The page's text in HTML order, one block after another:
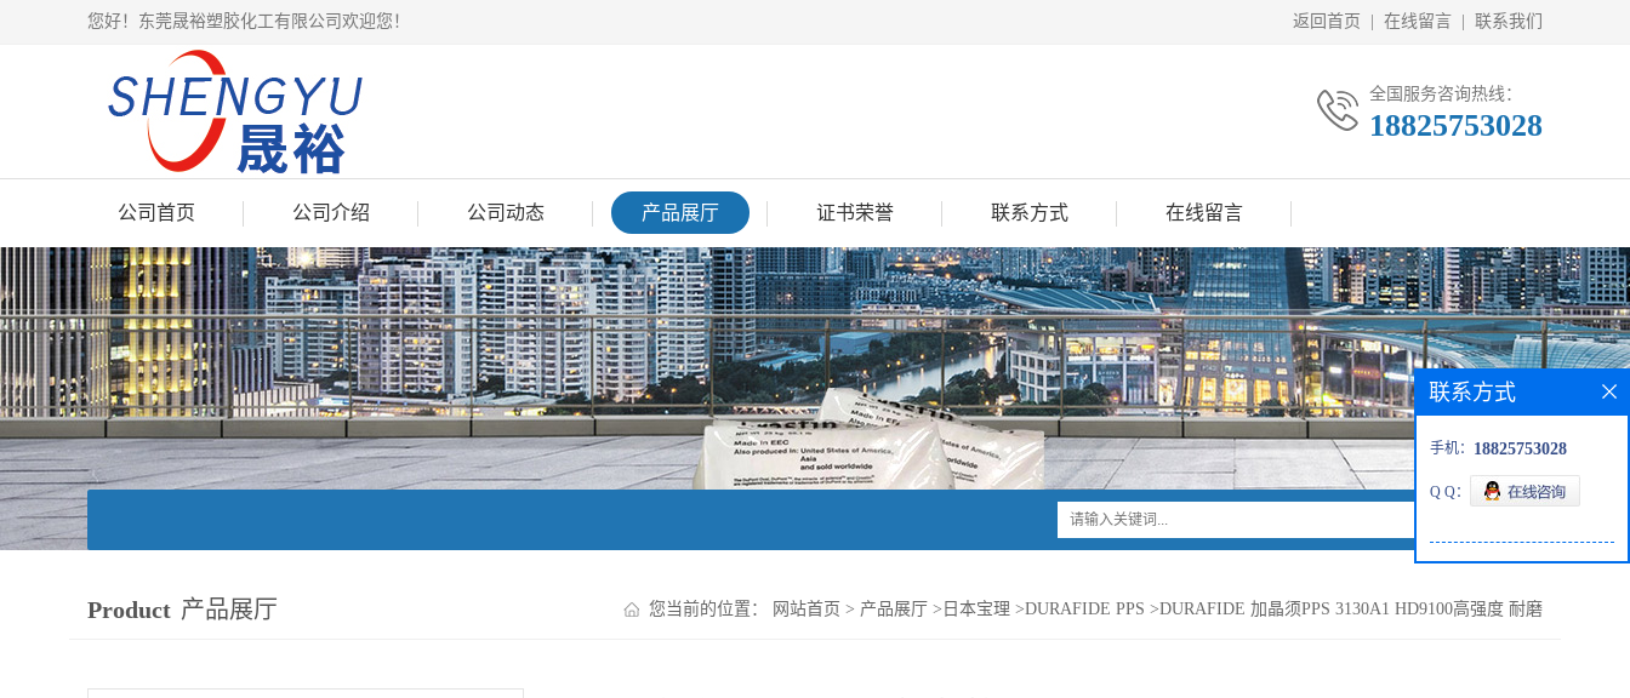
您好！东莞晟裕塑胶化工有限公司欢迎您！ 返回首页 在线留言 联系我们
全国服务咨询热线：
18825753028
公司首页 公司介绍 公司动态 产品展厅 证书荣誉 联系方式 在线留言
Product 产品展厅 您当前的位置： 网站首页 > 产品展厅 > 日本宝理 >DURAFIDE PPS >DURAFIDE 加晶须PPS 3130A1 HD9100高强度 耐磨
联系方式
手机： 18825753028
Q Q：